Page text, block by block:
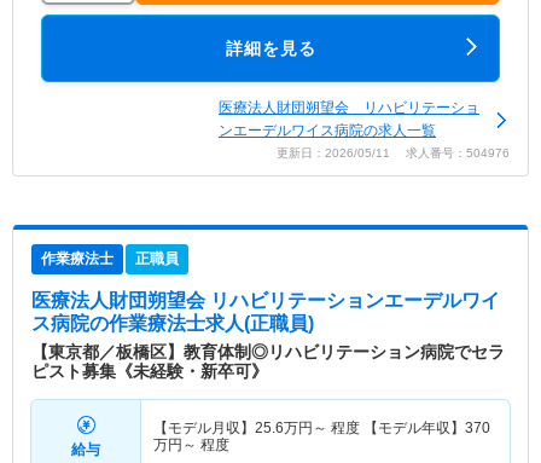
詳細を見る
医療法人財団朔望会 リハビリテーショ
ンエーデルワイス病院の求人一覧
更新日：2026/05/11 求人番号：504976
作業療法士 正職員
医療法人財団朔望会 リハビリテーションエーデルワイ
ス病院の作業療法士求人(正職員)
【東京都／板橋区】教育体制◎リハビリテーション病院でセラ
ピスト募集《未経験・新卒可》
給与
【モデル月収】 25.6万円～ 程度 【モデル年収】 370
万円～ 程度